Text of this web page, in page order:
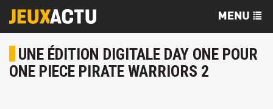
UNE ÉDITION DIGITALE DAY ONE POUR
ONE PIECE PIRATE WARRIORS 2